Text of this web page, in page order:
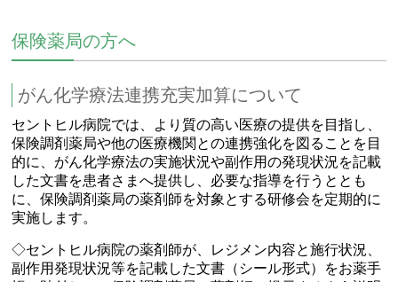
保険薬局の方へ
がん化学療法連携充実加算について
セントヒル病院では、より質の高い医療の提供を目指し、
保険調剤薬局や他の医療機関との連携強化を図ることを目
的に、がん化学療法の実施状況や副作用の発現状況を記載
した文書を患者さまへ提供し、必要な指導を行うととも
に、保険調剤薬局の薬剤師を対象とする研修会を定期的に
実施します。
◇セントヒル病院の薬剤師が、レジメン内容と施行状況、
副作用発現状況等を記載した文書（シール形式）をお薬手